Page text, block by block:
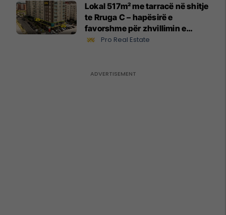
Lokal 517m² me tarracë në shitje
te Rruga C – hapësirë e
favorshme për zhvillimin e
biznesit #15796
Pro Real Estate